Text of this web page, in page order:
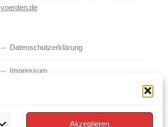
Akzeptieren
voerden.de
Datenschutzerklärung
Impressum